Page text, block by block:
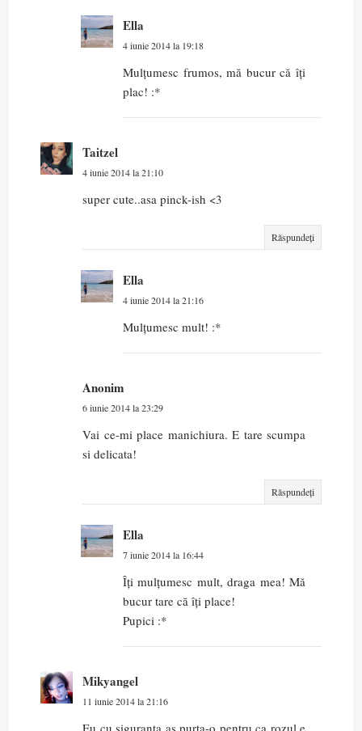
Ella
4 iunie 2014 la 19:18
Mulțumesc frumos, mă bucur că îți
plac! :*
Taitzel
4 iunie 2014 la 21:10
super cute..asa pinck-ish <3
Răspundeți
Ella
4 iunie 2014 la 21:16
Mulțumesc mult! :*
Anonim
6 iunie 2014 la 23:29
Vai ce-mi place manichiura. E tare scumpa
si delicata!
Răspundeți
Ella
7 iunie 2014 la 16:44
Îți mulțumesc mult, draga mea! Mă
bucur tare că îți place!
Pupici :*
Mikyangel
11 iunie 2014 la 21:16
Eu cu siguranta as purta-o pentru ca rozul e